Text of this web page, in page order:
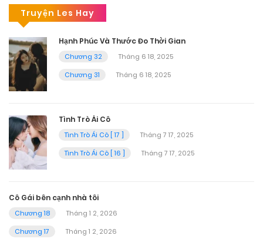
Truyện Les Hay
Hạnh Phúc Và Thước Đo Thời Gian
Chương 32
Tháng 6 18, 2025
Chương 31
Tháng 6 18, 2025
Tình Trò Ái Cô
Tình Trò Ái Cô [ 17 ]
Tháng 7 17, 2025
Tình Trò Ái Cô [ 16 ]
Tháng 7 17, 2025
Cô Gái bên cạnh nhà tôi
Chương 18
Tháng 1 2, 2026
Chương 17
Tháng 1 2, 2026